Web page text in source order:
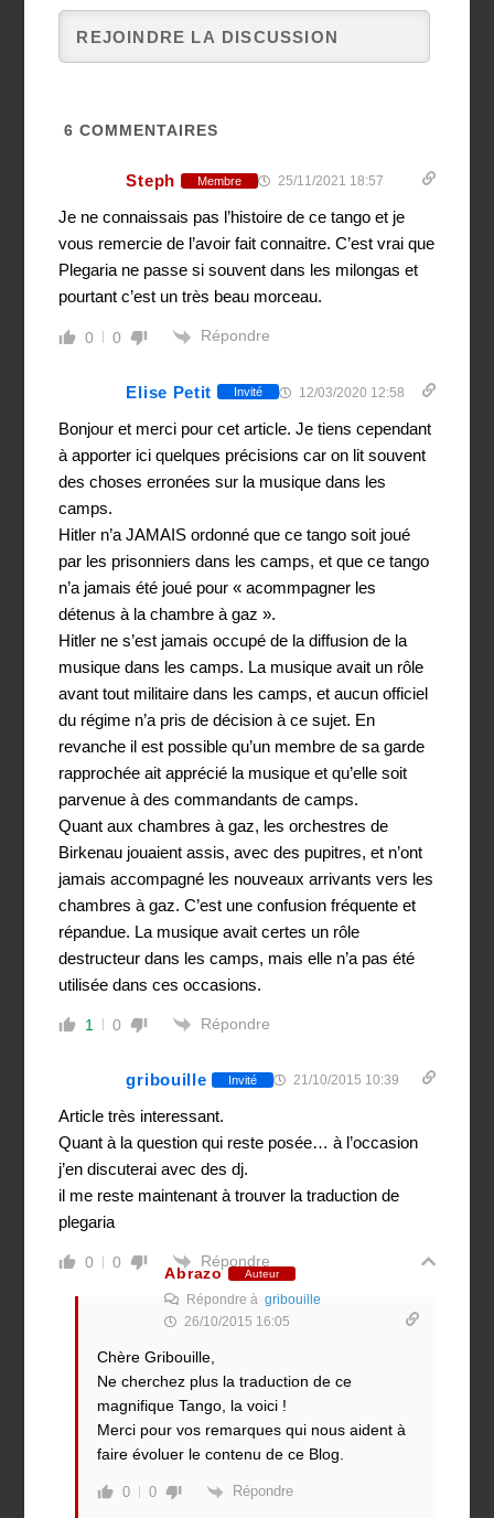
6 COMMENTAIRES
Steph Membre 25/11/2021 18:57
Je ne connaissais pas l’histoire de ce tango et je
vous remercie de l’avoir fait connaitre. C’est vrai que
Plegaria ne passe si souvent dans les milongas et
pourtant c’est un très beau morceau.
0 0 Répondre
Elise Petit Invité 12/03/2020 12:58
Bonjour et merci pour cet article. Je tiens cependant
à apporter ici quelques précisions car on lit souvent
des choses erronées sur la musique dans les
camps.
Hitler n’a JAMAIS ordonné que ce tango soit joué
par les prisonniers dans les camps, et que ce tango
n’a jamais été joué pour « acommpagner les
détenus à la chambre à gaz ».
Hitler ne s’est jamais occupé de la diffusion de la
musique dans les camps. La musique avait un rôle
avant tout militaire dans les camps, et aucun officiel
du régime n’a pris de décision à ce sujet. En
revanche il est possible qu’un membre de sa garde
rapprochée ait apprécié la musique et qu’elle soit
parvenue à des commandants de camps.
Quant aux chambres à gaz, les orchestres de
Birkenau jouaient assis, avec des pupitres, et n’ont
jamais accompagné les nouveaux arrivants vers les
chambres à gaz. C’est une confusion fréquente et
répandue. La musique avait certes un rôle
destructeur dans les camps, mais elle n’a pas été
utilisée dans ces occasions.
1 0 Répondre
gribouille Invité 21/10/2015 10:39
Article très interessant.
Quant à la question qui reste posée… à l’occasion
j’en discuterai avec des dj.
il me reste maintenant à trouver la traduction de
plegaria
0 0 Répondre
Abrazo Auteur
Répondre àgribouille
26/10/2015 16:05
Chère Gribouille,
Ne cherchez plus la traduction de ce
magnifique Tango, la voici !
Merci pour vos remarques qui nous aident à
faire évoluer le contenu de ce Blog.
0 0 Répondre